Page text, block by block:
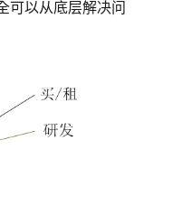
可以从底层解决问